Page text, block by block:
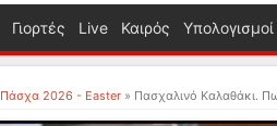
Γιορτές Live Καιρός Υπολογισμοί
Πάσχα 2026 - Easter» Πασχαλινό Καλαθάκι.